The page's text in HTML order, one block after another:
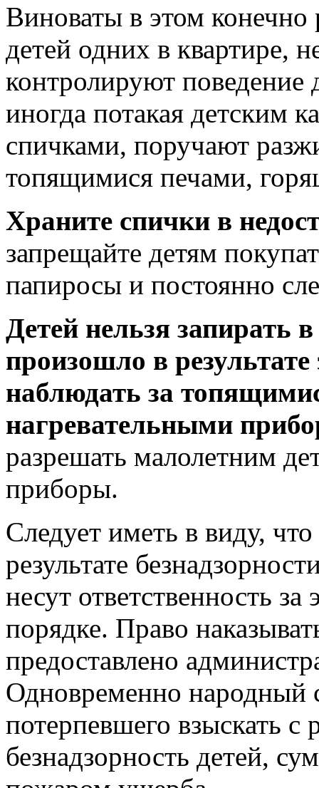
Виноваты в этом конечно
детей одних в квартире,
контролируют поведение
иногда потакая детским
спичками, поручают
топящимися печами,
Храните спички в
запрещайте детям
папиросы и постоянно
Детей нельзя запирать
произошло в
наблюдать за
нагревательными
разрешать малолетним
приборы.
Следует иметь в виду,
результате
несут ответственность
порядке. Право
предоставлено
Одновременно народный
потерпевшего взыскать
безнадзорность детей,